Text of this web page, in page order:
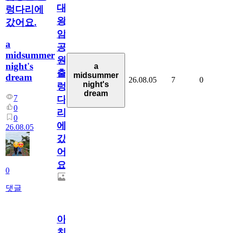
렁다리에
갔어요.
a
midsummer
night's
dream
7
0
0
26.08.05
0
댓글
대
왕
암
공
원
출
렁
다
리
에
갔
어
요.
a
midsummer
night's
dream
26.08.05 7 0
아.